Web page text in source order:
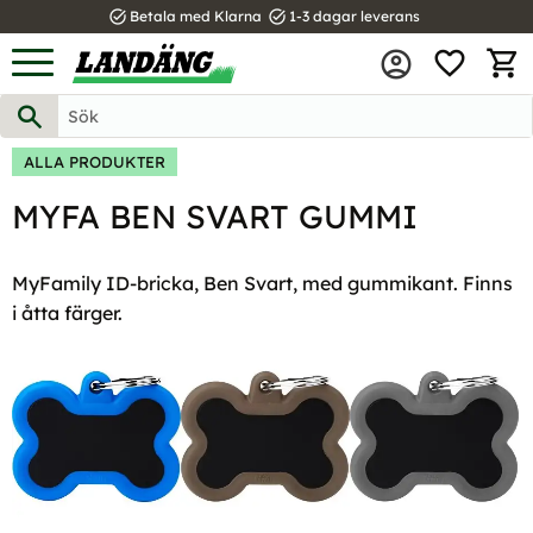
Meny
task_alt Betala med Klarna task_alt 1-3 dagar leverans
ALLA PRODUKTER
MYFA BEN SVART GUMMI
MyFamily ID-bricka, Ben Svart, med gummikant. Finns
i åtta färger.